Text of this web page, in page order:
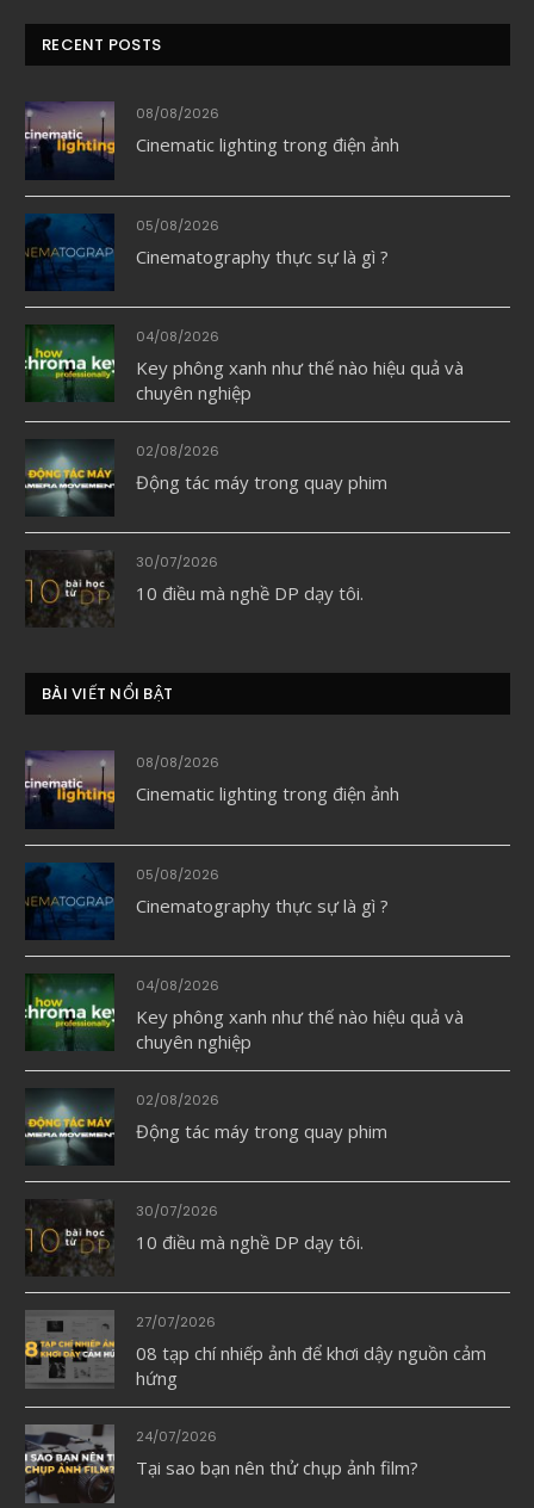
RECENT POSTS
08/08/2026
Cinematic lighting trong điện ảnh
05/08/2026
Cinematography thực sự là gì ?
04/08/2026
Key phông xanh như thế nào hiệu quả và
chuyên nghiệp
02/08/2026
Động tác máy trong quay phim
30/07/2026
10 điều mà nghề DP dạy tôi.
BÀI VIẾT NỔI BẬT
08/08/2026
Cinematic lighting trong điện ảnh
05/08/2026
Cinematography thực sự là gì ?
04/08/2026
Key phông xanh như thế nào hiệu quả và
chuyên nghiệp
02/08/2026
Động tác máy trong quay phim
30/07/2026
10 điều mà nghề DP dạy tôi.
27/07/2026
08 tạp chí nhiếp ảnh để khơi dậy nguồn cảm
hứng
24/07/2026
Tại sao bạn nên thử chụp ảnh film?